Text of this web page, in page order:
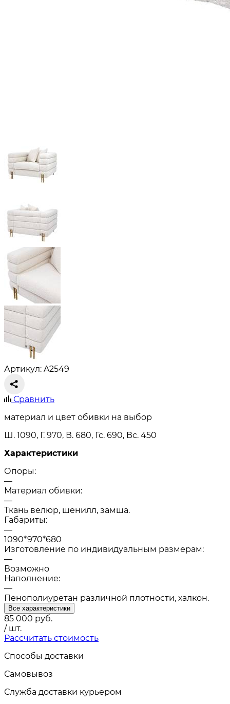
Артикул: A2549
Сравнить
материал и цвет обивки на выбор
Ш. 1090, Г. 970, В. 680, Гс. 690, Вс. 450
Характеристики
Опоры:
—
Материал обивки:
—
Ткань велюр, шенилл, замша.
Габариты:
—
1090*970*680
Изготовление по индивидуальным размерам:
—
Возможно
Наполнение:
—
Пенополиуретан различной плотности, халкон.
Все характеристики
85 000 руб.
/ шт.
Рассчитать стоимость
Способы доставки
Самовывоз
Служба доставки курьером